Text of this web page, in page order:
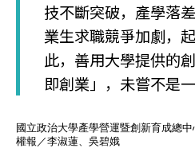
技不斷突破，產學落
業生求職競爭加劇，
此，善用大學提供的
即創業」，未嘗不是
國立政治大學產學營運暨創新育成總
權報／李淑蓮、吳碧娥